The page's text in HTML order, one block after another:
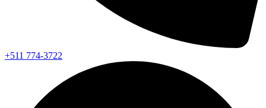
+511 774-3722